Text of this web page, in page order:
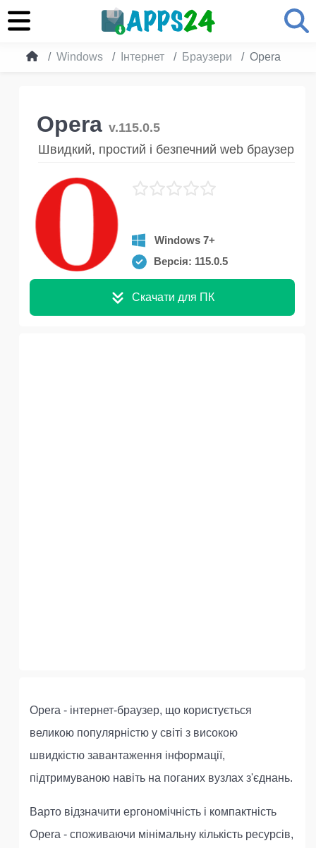
Windows Інтернет Браузери Opera
Opera v.115.0.5
Швидкий, простий і безпечний web браузер
Windows 7+
Версія: 115.0.5
Скачати для ПК
Opera - інтернет-браузер, що користується
великою популярністю у світі з високою
швидкістю завантаження інформації,
підтримуваною навіть на поганих вузлах з'єднань.
Варто відзначити ергономічність і компактність
Opera - споживаючи мінімальну кількість ресурсів,